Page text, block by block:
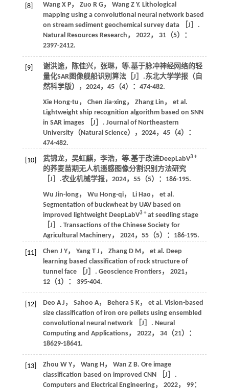
[8] Wang X P， Zuo R G， Wang Z Y. Lithological
mapping using a convolutional neural network based
on stream sediment geochemical survey data ［J］.
Natural Resources Research ， 2022， 31（5）：
2397-2412.
[9] 谢洪途，陈佳兴，张琳， 等.基于脉冲神经网络的轻
量化SAR图像舰船识别算法［J］.东北大学学报（自
然科学版）
， 2024， 45（4）：474-482.
Xie Hong-tu ， Chen Jia-xing， Zhang Lin ， et al.
Lightweight ship recognition algorithm based on SNN
in SAR images ［J］. Journal of Northeastern
University（Natural Science）
， 2024， 45（4）：
474-482.
[10] 武锦龙，吴虹麒，李浩， 等.基于改进DeepLabV3 +
的荞麦苗期无人机遥感图像分割识别方法研究
［J］.农业机械学报， 2024， 55（5）：186-195.
Wu Jin-long， Wu Hong-qi， Li Hao ， et al.
Segmentation of buckwheat by UAV based on
improved lightweight DeepLabV3 +at seedling stage
［J］. Transactions of the Chinese Society for
Agricultural Machinery， 2024， 55（5）：186-195.
[11] Chen J Y， Yang T J ， Zhang D M， et al. Deep
learning based classification of rock structure of
tunnel face ［J］. Geoscience Frontiers， 2021，
12（1）： 395-404.
[12] Deo A J ， Sahoo A， Behera S K， et al. Vision-based
size classification of iron ore pellets using ensembled
convolutional neural network ［J］. Neural
Computing and Applications， 2022， 34（21）：
18629-18641.
[13] Zhou W Y， Wang H ， Wan Z B. Ore image
classification based on improved CNN ［J］.
Computers and Electrical Engineering， 2022， 99：